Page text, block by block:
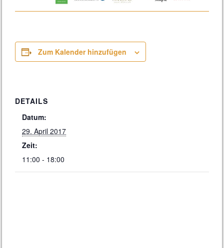
Zum Kalender hinzufügen
DETAILS
Datum:
29. April 2017
Zeit:
11:00 - 18:00